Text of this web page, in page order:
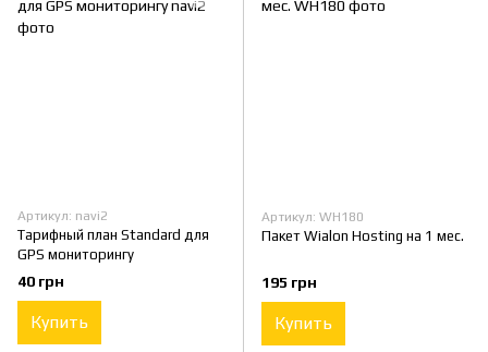
Артикул: navi2
Тарифный план Standard для
GPS мониторингу
40 грн
Купить
Артикул: WH180
Пакет Wialon Hosting на 1 мес.
195 грн
Купить